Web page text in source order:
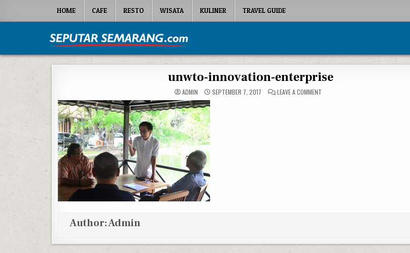
HOME CAFE RESTO WISATA KULINER TRAVEL GUIDE
Seputar Semarang
unwto-innovation-enterprise
ADMIN SEPTEMBER 7, 2017 LEAVE A COMMENTON UNWTO-INNOVATION-ENTERPRISE
Author:Admin